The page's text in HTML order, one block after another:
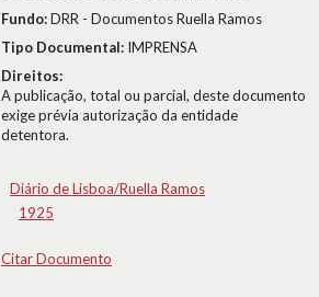
Fundo:DRR - Documentos Ruella Ramos
Tipo Documental: IMPRENSA
Direitos:
A publicação, total ou parcial, deste documento
exige prévia autorização da entidade
detentora.
Diário de Lisboa/Ruella Ramos
1925
Citar Documento